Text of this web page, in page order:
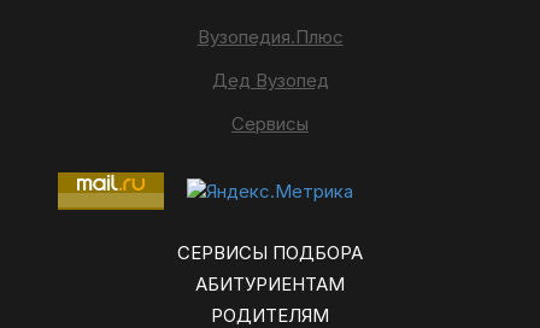
СЕРВИСЫ ПОДБОРА
АБИТУРИЕНТАМ
РОДИТЕЛЯМ
Вузопедия.Плюс
Дед Вузопед
Сервисы